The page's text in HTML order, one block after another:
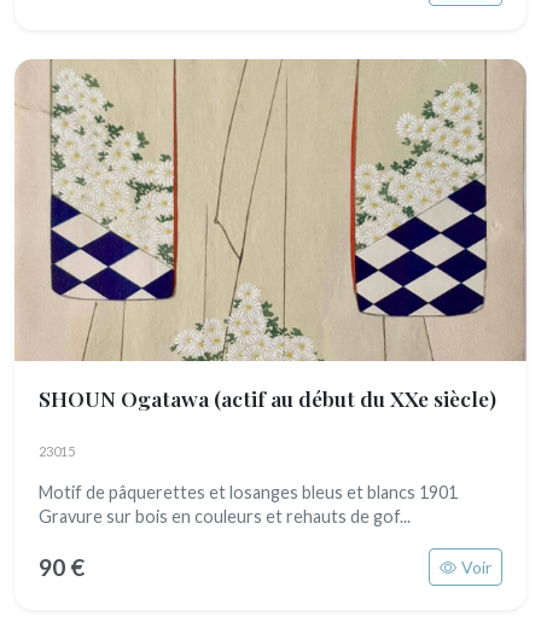
SHOUN Ogatawa (actif au début du XXe siècle)
23015
Motif de pâquerettes et losanges bleus et blancs 1901
Gravure sur bois en couleurs et rehauts de gof...
90 € Voir